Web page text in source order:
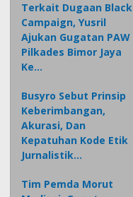
Terkait Dugaan Black
Campaign, Yusril
Ajukan Gugatan PAW
Pilkades Bimor Jaya
Ke…
Busyro Sebut Prinsip
Keberimbangan,
Akurasi, Dan
Kepatuhan Kode Etik
Jurnalistik…
Tim Pemda Morut